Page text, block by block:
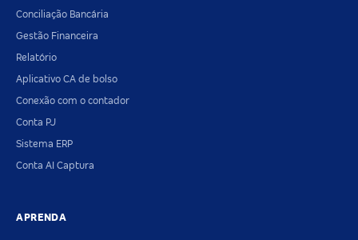
Conciliação Bancária
Gestão Financeira
Relatório
Aplicativo CA de bolso
Conexão com o contador
Conta PJ
Sistema ERP
Conta AI Captura
APRENDA